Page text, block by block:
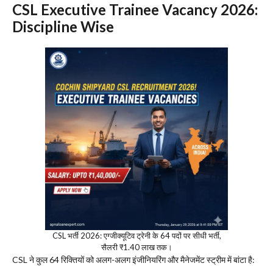
CSL Executive Trainee Vacancy 2026:
Discipline Wise
CSL भर्ती 2026: एग्जीक्यूटिव ट्रेनी के 64 पदों पर सीधी भर्ती,
सैलरी ₹1.40 लाख तक।
​CSL ने कुल 64 रिक्तियों को अलग-अलग इंजीनियरिंग और मैनेजमेंट स्ट्रीम में बांटा है: